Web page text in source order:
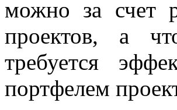
можно за счет
проектов, а
требуется
портфелем